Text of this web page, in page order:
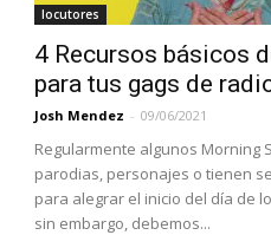
locutores
4 Recursos básicos
para tus gags de
Josh Mendez - 09/06/2021
Regularmente algunos Morning
parodias, personajes o tienen
para alegrar el inicio del día de
sin embargo, debemos...